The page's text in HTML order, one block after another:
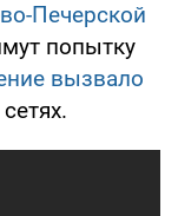
Печерской
попытку
вызвало